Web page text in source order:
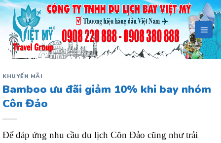
Bỏ
qua
dung
KHUYẾN MÃI
Bamboo ưu đãi giảm 10% khi bay nhóm
Côn Đảo
Để đáp ứng nhu cầu du lịch Côn Đảo cũng như trải